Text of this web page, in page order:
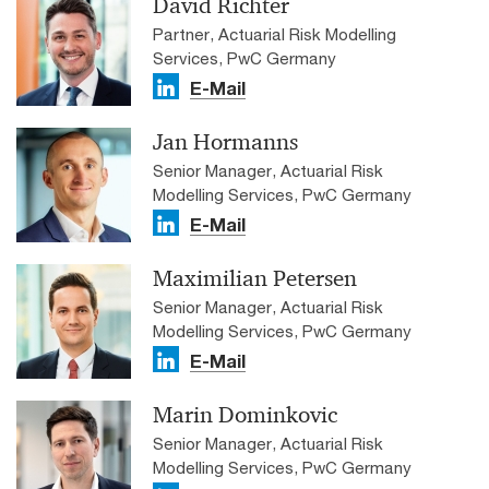
Partner, Actuarial Risk Modelling
Services, PwC Germany
E-Mail
Jan Hormanns
Senior Manager, Actuarial Risk
Modelling Services, PwC Germany
E-Mail
Maximilian Petersen
Senior Manager, Actuarial Risk
Modelling Services, PwC Germany
E-Mail
Marin Dominkovic
Senior Manager, Actuarial Risk
Modelling Services, PwC Germany